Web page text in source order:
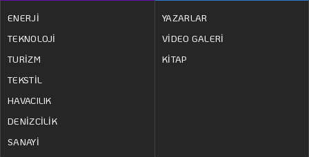
ENERJİ
TEKNOLOJİ
TURİZM
TEKSTİL
HAVACILIK
DENİZCİLİK
SANAYİ
YAZARLAR
VİDEO GALERİ
KİTAP